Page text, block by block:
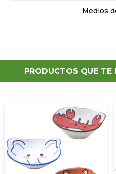
Medios
PRODUCTOS QUE TE